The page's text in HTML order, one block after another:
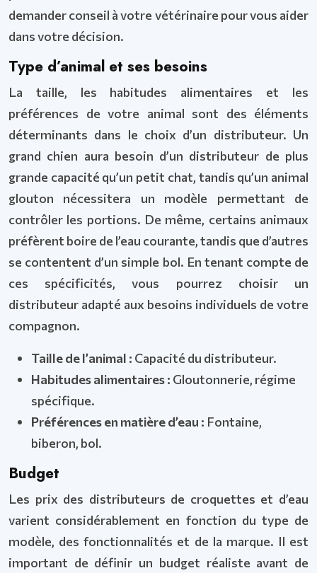
demander conseil à votre vétérinaire pour vous aider
dans votre décision.
Type d’animal et ses besoins
La taille, les habitudes alimentaires et les
préférences de votre animal sont des éléments
déterminants dans le choix d’un distributeur. Un
grand chien aura besoin d’un distributeur de plus
grande capacité qu’un petit chat, tandis qu’un animal
glouton nécessitera un modèle permettant de
contrôler les portions. De même, certains animaux
préfèrent boire de l’eau courante, tandis que d’autres
se contentent d’un simple bol. En tenant compte de
ces spécificités, vous pourrez choisir un
distributeur adapté aux besoins individuels de votre
compagnon.
Taille de l’animal : Capacité du distributeur.
Habitudes alimentaires : Gloutonnerie, régime
spécifique.
Préférences en matière d’eau : Fontaine,
biberon, bol.
Budget
Les prix des distributeurs de croquettes et d’eau
varient considérablement en fonction du type de
modèle, des fonctionnalités et de la marque. Il est
important de définir un budget réaliste avant de